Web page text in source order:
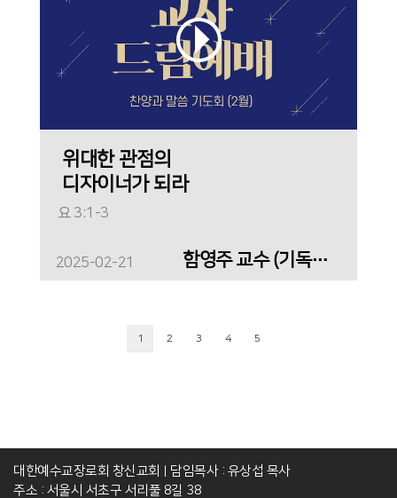
위대한 관점의
디자이너가 되라
요 3:1-3
2025-02-21 함영주 교수 (기독교교육)
1 2 3 4 5
대한예수교장로회 창신교회
담임목사 : 유상섭 목사
주소 : 서울시 서초구 서리풀 8길 38